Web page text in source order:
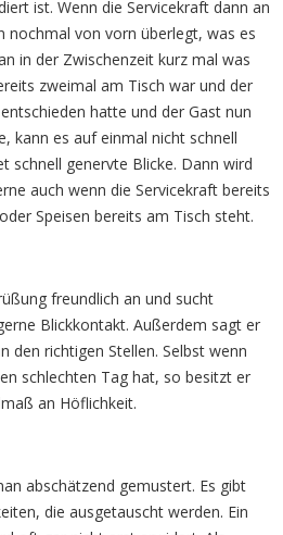
ist. Wenn die Servicekraft dann an
nochmal von vorn überlegt, was es
in der Zwischenzeit kurz mal was
zweimal am Tisch war und der
hatte und der Gast nun
kann es auf einmal nicht schnell
schnell genervte Blicke. Dann wird
auch wenn die Servicekraft bereits
Speisen bereits am Tisch steht.
freundlich an und sucht
Blickkontakt. Außerdem sagt er
den richtigen Stellen. Selbst wenn
schlechten Tag hat, so besitzt er
an Höflichkeit.
abschätzend gemustert. Es gibt
die ausgetauscht werden. Ein